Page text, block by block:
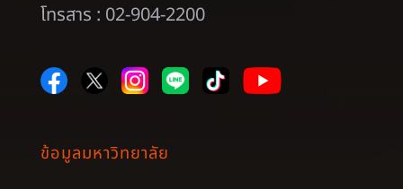
โทรสาร : 02-904-2200
ข้อมูลมหาวิทยาลัย